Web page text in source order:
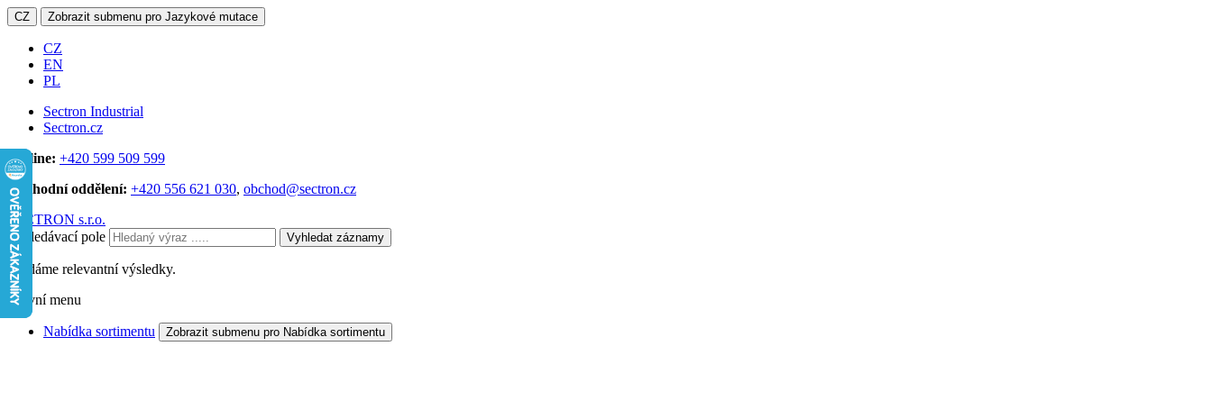
CZ Zobrazit submenu pro Jazykové mutace
CZ
EN
PL
Sectron Industrial
Sectron.cz
Hotline: +420 599 509 599
Obchodní oddělení: +420 556 621 030, obchod@sectron.cz
SECTRON s.r.o.
Vyhledávací pole
Vyhledat záznamy
Hledáme relevantní výsledky.
Hlavní menu
Nabídka sortimentu Zobrazit submenu pro Nabídka sortimentu